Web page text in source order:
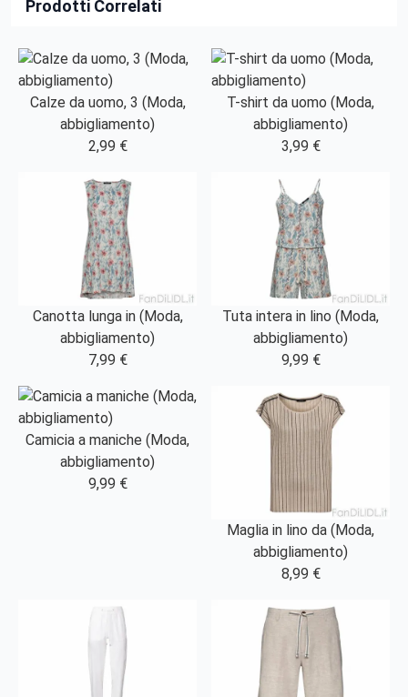
Prodotti Correlati
Calze da uomo, 3 (Moda,
abbigliamento)
2,99 €
T-shirt da uomo (Moda,
abbigliamento)
3,99 €
Canotta lunga in (Moda,
abbigliamento)
7,99 €
Tuta intera in lino (Moda,
abbigliamento)
9,99 €
Camicia a maniche (Moda,
abbigliamento)
9,99 €
Maglia in lino da (Moda,
abbigliamento)
8,99 €